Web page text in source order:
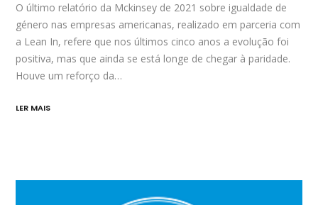
O último relatório da Mckinsey de 2021 sobre igualdade de
género nas empresas americanas, realizado em parceria com
a Lean In, refere que nos últimos cinco anos a evolução foi
positiva, mas que ainda se está longe de chegar à paridade.
Houve um reforço da…
LER MAIS